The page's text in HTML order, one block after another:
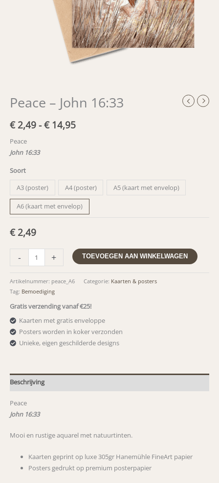
Peace – John 16:33
€2,49-€14,95Prijsklasse:
Peace
John 16:33
Soort
A3 (poster)
A4 (poster) A5 (kaart met envelop)
A6 (kaart met envelop)
€2,49
- + TOEVOEGEN AAN WINKELWAGEN
Artikelnummer: peace_A6 Categorie: Kaarten & posters
Tag: Bemoediging
Gratis verzending vanaf €25!
Kaarten met gratis enveloppe
Posters worden in koker verzonden
Unieke, eigen geschilderde designs
Beschrijving
Peace
John 16:33
Mooi en rustige aquarel met natuurtinten.
Kaarten geprint op luxe 305gr Hanemühle FineArt papier
Posters gedrukt op premium posterpapier